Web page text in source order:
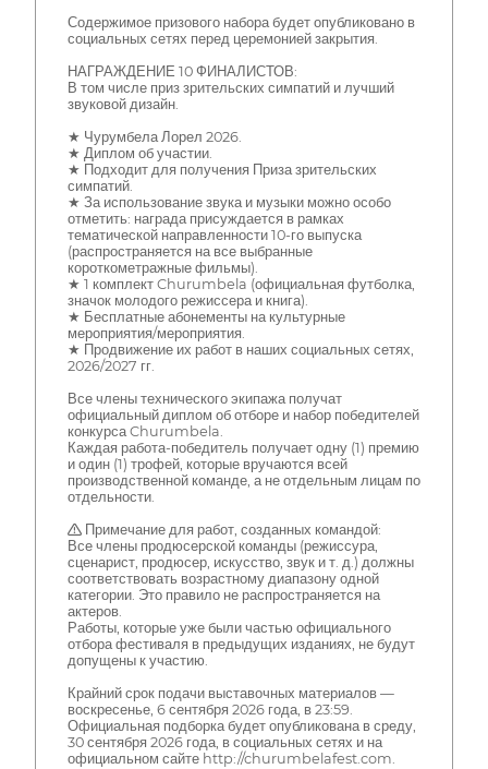
Содержимое призового набора будет опубликовано в
социальных сетях перед церемонией закрытия.
НАГРАЖДЕНИЕ 10 ФИНАЛИСТОВ:
В том числе приз зрительских симпатий и лучший
звуковой дизайн.
★ Чурумбела Лорел 2026.
★ Диплом об участии.
★ Подходит для получения Приза зрительских
симпатий.
★ За использование звука и музыки можно особо
отметить: награда присуждается в рамках
тематической направленности 10-го выпуска
(распространяется на все выбранные
короткометражные фильмы).
★ 1 комплект Churumbela (официальная футболка,
значок молодого режиссера и книга).
★ Бесплатные абонементы на культурные
мероприятия/мероприятия.
★ Продвижение их работ в наших социальных сетях,
2026/2027 гг.
Все члены технического экипажа получат
официальный диплом об отборе и набор победителей
конкурса Churumbela.
Каждая работа-победитель получает одну (1) премию
и один (1) трофей, которые вручаются всей
производственной команде, а не отдельным лицам по
отдельности.
⚠️ Примечание для работ, созданных командой:
Все члены продюсерской команды (режиссура,
сценарист, продюсер, искусство, звук и т. д.) должны
соответствовать возрастному диапазону одной
категории. Это правило не распространяется на
актеров.
Работы, которые уже были частью официального
отбора фестиваля в предыдущих изданиях, не будут
допущены к участию.
Крайний срок подачи выставочных материалов —
воскресенье, 6 сентября 2026 года, в 23:59.
Официальная подборка будет опубликована в среду,
30 сентября 2026 года, в социальных сетях и на
официальном сайте http://churumbelafest.com.